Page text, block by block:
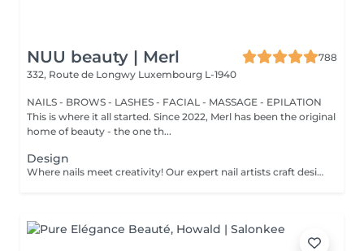
NUU beauty | Merl
788
332, Route de Longwy Luxembourg L-1940
NAILS - BROWS - LASHES - FACIAL - MASSAGE - EPILATION
This is where it all started. Since 2022, Merl has been the original
home of beauty - the one th...
Design
Where nails meet creativity! Our expert nail artists craft designs of any complexity, bringing your vision to life with precision and artistry. Whether you're dreaming of a classic French, a chic gradient, or intricate drawings on any number of nails, we've got you covered. For a flawless french, stunning chrome powder, or elegant baby boomer (gradient) effect, we ensure that every nail is a work of art. Prefer a unique touch on just a few nails? No problem! You can choose to personalise your design, creating a one-of-a-kind look that's as individual as you are. Let your nails speak your style!